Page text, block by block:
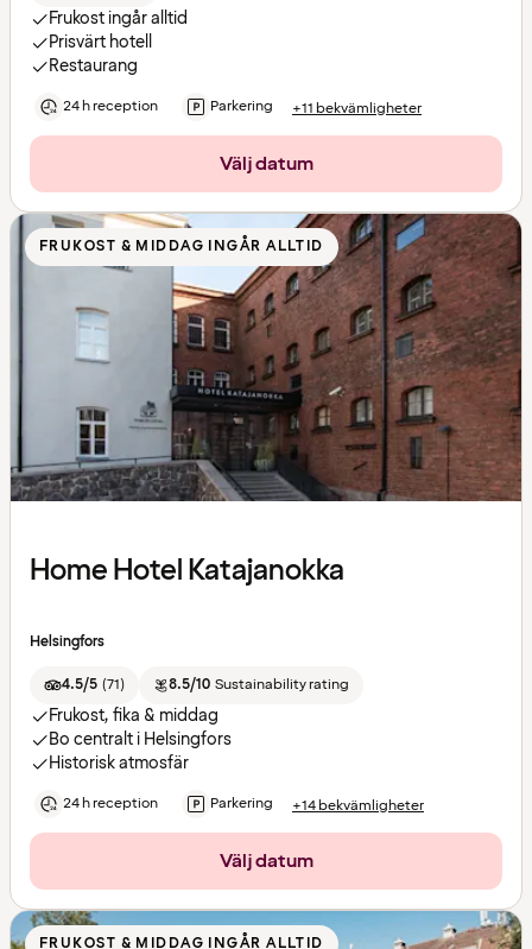
Frukost ingår alltid
Prisvärt hotell
Restaurang
24 h reception Parkering +11 bekvämligheter
Välj datum
FRUKOST & MIDDAG INGÅR ALLTID
Home Hotel Katajanokka
Helsingfors
4.5/5 (71) 8.5/10 Sustainability rating
Frukost, fika & middag
Bo centralt i Helsingfors
Historisk atmosfär
24 h reception Parkering +14 bekvämligheter
Välj datum
FRUKOST & MIDDAG INGÅR ALLTID